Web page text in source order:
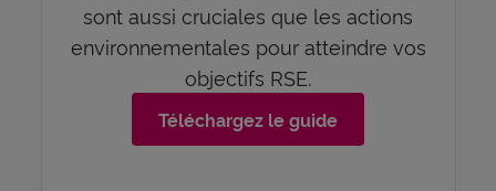
sont aussi cruciales que les actions
environnementales pour atteindre vos
objectifs RSE.
Téléchargez le guide